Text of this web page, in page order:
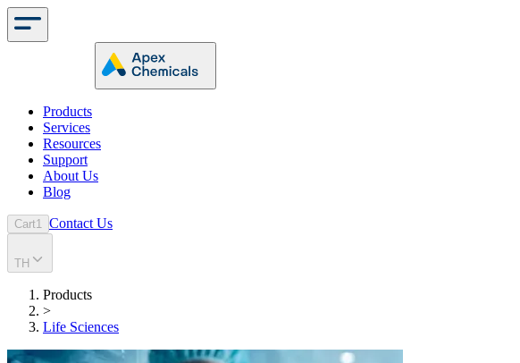
Products
Services
Resources
Support
About Us
Blog
Cart1 Contact Us
TH
Products
>
Life Sciences